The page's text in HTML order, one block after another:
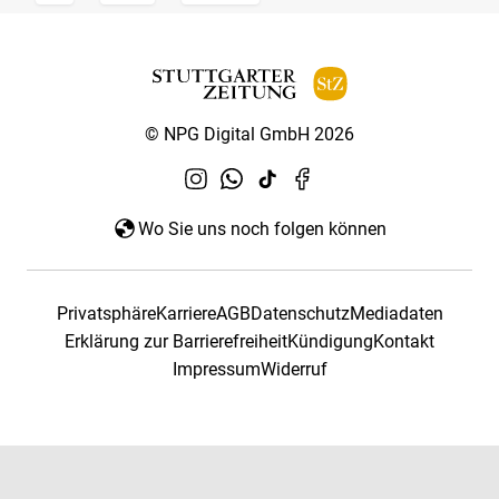
© NPG Digital GmbH 2026
Wo Sie uns noch folgen können
PrivatsphäreKarriereAGBDatenschutzMediadaten
Erklärung zur BarrierefreiheitKündigungKontakt
ImpressumWiderruf